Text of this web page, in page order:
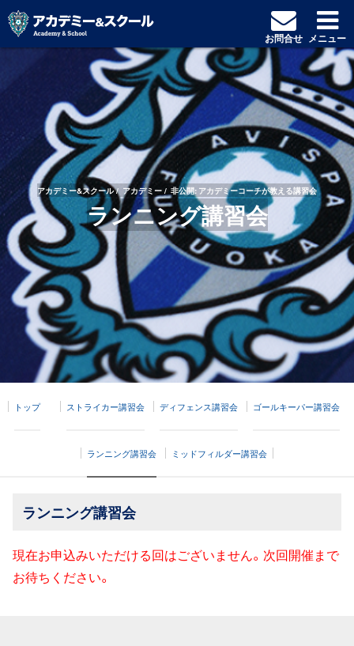
アカデミー&スクール アカデミー 非公開: アカデミーコーチが教える講習会
ランニング講習会
お問合せ メニュー
トップ ストライカー講習会 ディフェンス講習会 ゴールキーパー講習会
ランニング講習会 ミッドフィルダー講習会
ランニング講習会
現在お申込みいただける回はございません。次回開催まで
お待ちください。